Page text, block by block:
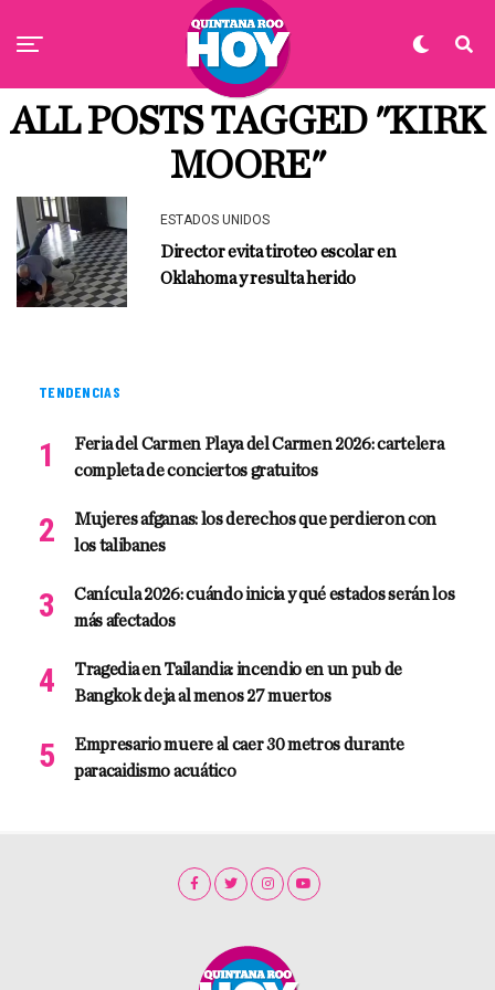
ALL POSTS TAGGED "KIRK
MOORE"
ESTADOS UNIDOS
Director evita tiroteo escolar en
Oklahoma y resulta herido
TENDENCIAS
Feria del Carmen Playa del Carmen 2026: cartelera
completa de conciertos gratuitos
Mujeres afganas: los derechos que perdieron con
los talibanes
Canícula 2026: cuándo inicia y qué estados serán los
más afectados
Tragedia en Tailandia: incendio en un pub de
Bangkok deja al menos 27 muertos
Empresario muere al caer 30 metros durante
paracaidismo acuático